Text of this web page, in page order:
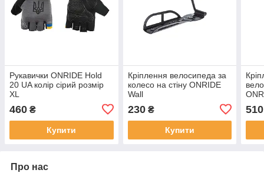
Рукавички ONRIDE Hold
20 UA колір сірий розмір
XL
460 ₴
Купити
Кріплення велосипеда за
колесо на стіну ONRIDE
Wall
230₴
Купити
510
Про нас